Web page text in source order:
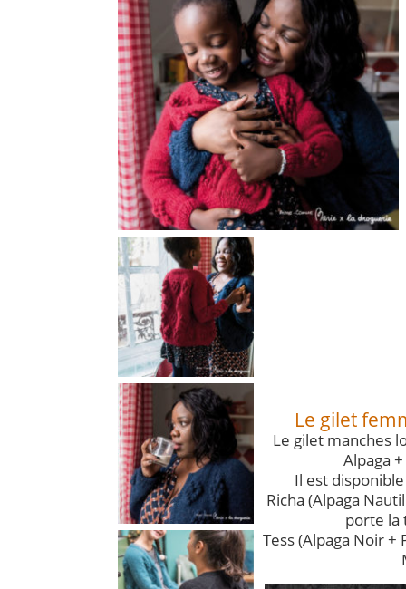
Le gilet
Le gilet manches
Alpaga
Il est
Richa (Alpaga
porte la
Tess (Alpaga Noir